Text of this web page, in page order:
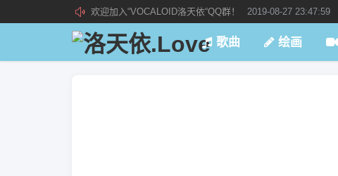
欢迎加入“VOCALOID洛天依“QQ群！
2019-08-27 23:47:59
加入本站管理团队
2019-08-21 02:23:34
新 • 文章发布须知
2021-09-14 13:07:34
歌曲 绘画